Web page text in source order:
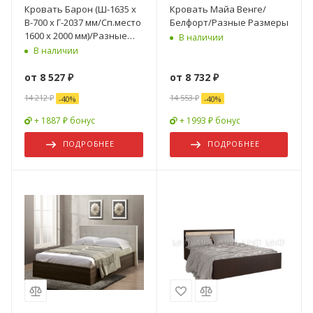
Кровать Барон (Ш-1635 х
В-700 х Г-2037 мм/Сп.место
1600 х 2000 мм)/Разные
Цвета
В наличии
от 8 527 ₽
14 212 ₽ -40%
+ 1887 ₽ бонус
ПОДРОБНЕЕ
Кровать Майа Венге/
Белфорт/Разные Размеры
В наличии
от 8 732 ₽
14 553 ₽ -40%
+ 1993 ₽ бонус
ПОДРОБНЕЕ